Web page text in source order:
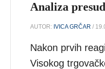
Analiza
AUTOR: IVICA GRČAR /
Nakon prvih
Visokog